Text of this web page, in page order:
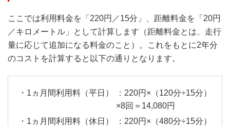
ここでは利用料金を「220円／15分」、距離料金を「20円
／キロメートル」として計算します（距離料金とは、走行
量に応じて追加になる料金のこと）。これをもとに2年分
のコストを計算すると以下の通りとなります。
：220円×（120分÷15分）
×8回＝14,080円
：220円×（480分÷15分）